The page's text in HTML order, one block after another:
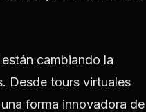
cambiando la
Desde tours virtuales
forma innovadora de